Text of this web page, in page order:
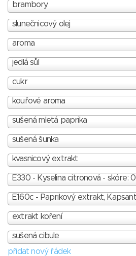
brambory
slunečnicový olej
aroma
jedlá sůl
cukr
kouřové aroma
sušená mletá paprika
sušená šunka
kvasnicový extrakt
E330 - Kyselina citronová - skóre: 0
extrakt koření
sušená cibule
přidat nový řádek